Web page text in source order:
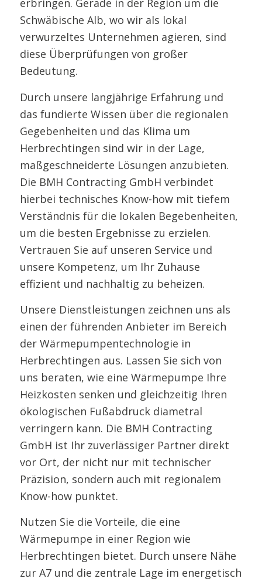
erbringen. Gerade in der Region um die
Schwäbische Alb, wo wir als lokal
verwurzeltes Unternehmen agieren, sind
diese Überprüfungen von großer
Bedeutung.
Durch unsere langjährige Erfahrung und
das fundierte Wissen über die regionalen
Gegebenheiten und das Klima um
Herbrechtingen sind wir in der Lage,
maßgeschneiderte Lösungen anzubieten.
Die BMH Contracting GmbH verbindet
hierbei technisches Know-how mit tiefem
Verständnis für die lokalen Begebenheiten,
um die besten Ergebnisse zu erzielen.
Vertrauen Sie auf unseren Service und
unsere Kompetenz, um Ihr Zuhause
effizient und nachhaltig zu beheizen.
Unsere Dienstleistungen zeichnen uns als
einen der führenden Anbieter im Bereich
der Wärmepumpentechnologie in
Herbrechtingen aus. Lassen Sie sich von
uns beraten, wie eine Wärmepumpe Ihre
Heizkosten senken und gleichzeitig Ihren
ökologischen Fußabdruck diametral
verringern kann. Die BMH Contracting
GmbH ist Ihr zuverlässiger Partner direkt
vor Ort, der nicht nur mit technischer
Präzision, sondern auch mit regionalem
Know-how punktet.
Nutzen Sie die Vorteile, die eine
Wärmepumpe in einer Region wie
Herbrechtingen bietet. Durch unsere Nähe
zur A7 und die zentrale Lage im energetisch